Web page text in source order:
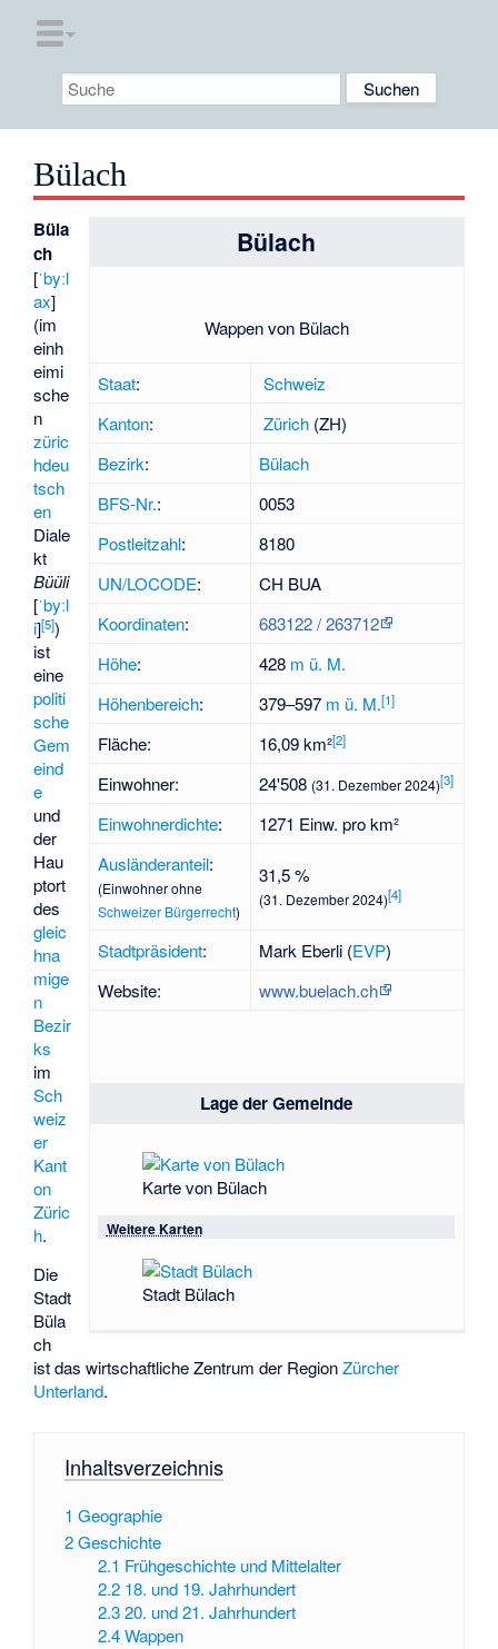
Bülach
Bülach
Wappen von Bülach
Staat:
Schweiz
Kanton: Zürich (ZH)
Bezirk:
Bülach
BFS-Nr.:
0053
Postleitzahl:
8180
UN/LOCODE:
CH BUA
Koordinaten: 683122/263712
Höhe: 428 m ü. M.
Höhenbereich: 379–597 m ü. M.[1]
Fläche: 16,09 km²[2]
Einwohner: 24'508 (31. Dezember 2024)[3]
Einwohnerdichte:
1271 Einw. pro km²
Ausländeranteil:
(Einwohner ohne
Schweizer Bürgerrecht)
31,5 %
(31. Dezember 2024)[4]
Stadtpräsident: Mark Eberli (EVP)
Website:
www.buelach.ch
Lage der Gemeinde
Karte von Bülach
Weitere Karten
Stadt Bülach
Büla
ch
[ˈbyːl
ax]
(im
einh
eimi
sche
n
züric
hdeu
tsch
en
Diale
kt
Büüli
[ˈbyːl
i][5])
ist
eine
politi
sche
Gem
eind
e
und
der
Hau
ptort
des
gleic
hna
mige
n
Bezir
ks
im
Sch
weiz
er
Kant
on
Züric
h.
Die
Stadt
Büla
ch
ist das wirtschaftliche Zentrum der RegionZürcher
Unterland.
Inhaltsverzeichnis
1 Geographie
2Geschichte
2.1 Frühgeschichte und Mittelalter
2.2 18. und 19. Jahrhundert
2.3 20. und 21. Jahrhundert
2.4 Wappen